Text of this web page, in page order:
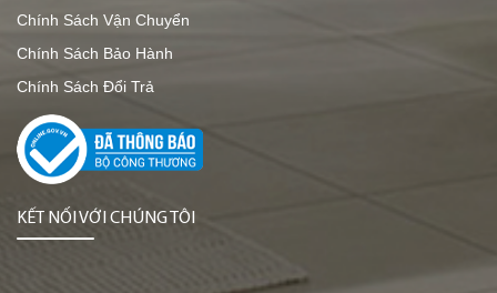
Chính Sách Vận Chuyển
Chính Sách Bảo Hành
Chính Sách Đổi Trả
KẾT NỐI VỚI CHÚNG TÔI